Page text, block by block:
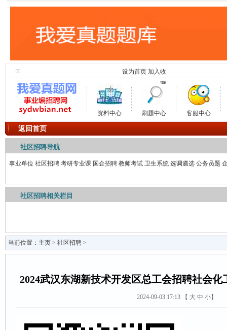
设为首页 加入收
藏
资料中心 刷题中心 客服中心
返回首页
社区招聘导航
事业单位 社区招聘 考研专业课 国企招聘 教师考试 卫生系统 选调遴选 公务员题
社区招聘相关栏目
当前位置： 主页 > 社区招聘 >
2024武汉东湖新技术开发区总工会招聘社会
2024-09-03 17:13 【 大 中 小】